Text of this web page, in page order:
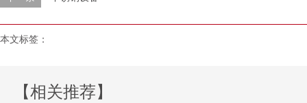
本文标签：
【相关推荐】